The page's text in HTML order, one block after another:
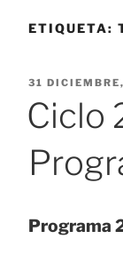
ETIQUETA:
PUBLICADO
31
Ciclo
Programa